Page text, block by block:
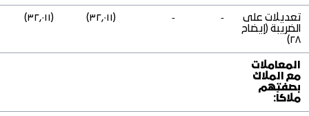
تعديلات على
الضريبة (إيضاح
٢٨)
‑
‑ (٣٢,٠١١) (٣٢,٠١١)
المعاملات
مع الملاك
بصفتهم
ملاكاً: